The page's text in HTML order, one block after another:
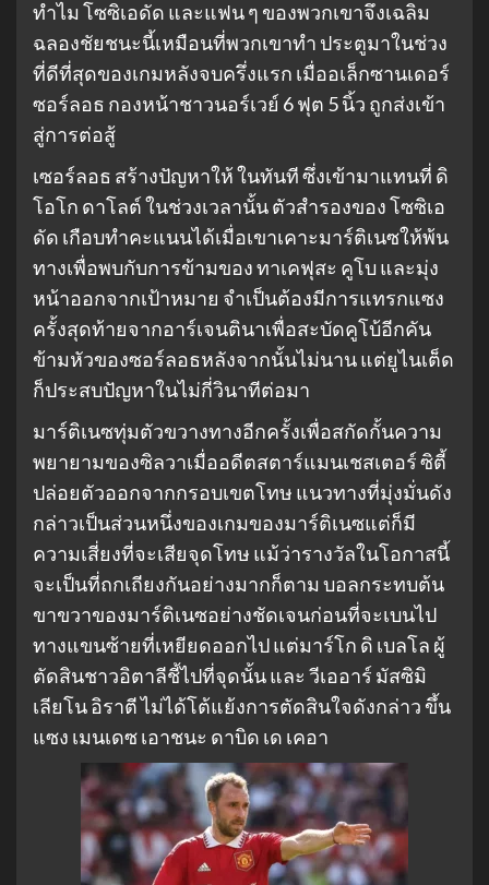
ทำไม โซซิเอดัด และแฟน ๆ ของพวกเขาจึงเฉลิม
ฉลองชัยชนะนี้เหมือนที่พวกเขาทำ ประตูมาในช่วง
ที่ดีที่สุดของเกมหลังจบครึ่งแรก เมื่ออเล็กซานเดอร์
ซอร์ลอธ กองหน้าชาวนอร์เวย์ 6 ฟุต 5 นิ้ว ถูกส่งเข้า
สู่การต่อสู้
เซอร์ลอธ สร้างปัญหาให้ ในทันที ซึ่งเข้ามาแทนที่ ดิ
โอโก ดาโลต์ ในช่วงเวลานั้น ตัวสำรองของ โซซิเอ
ดัด เกือบทำคะแนนได้เมื่อเขาเคาะมาร์ติเนซให้พ้น
ทางเพื่อพบกับการข้ามของ ทาเคฟุสะ คูโบ และมุ่ง
หน้าออกจากเป้าหมาย จำเป็นต้องมีการแทรกแซง
ครั้งสุดท้ายจากอาร์เจนตินาเพื่อสะบัดคูโบ้อีกคัน
ข้ามหัวของซอร์ลอธหลังจากนั้นไม่นาน แต่ยูไนเต็ด
ก็ประสบปัญหาในไม่กี่วินาทีต่อมา
มาร์ติเนซทุ่มตัวขวางทางอีกครั้งเพื่อสกัดกั้นความ
พยายามของซิลวาเมื่ออดีตสตาร์แมนเชสเตอร์ ซิตี้
ปล่อยตัวออกจากกรอบเขตโทษ แนวทางที่มุ่งมั่นดัง
กล่าวเป็นส่วนหนึ่งของเกมของมาร์ติเนซแต่ก็มี
ความเสี่ยงที่จะเสียจุดโทษ แม้ว่ารางวัลในโอกาสนี้
จะเป็นที่ถกเถียงกันอย่างมากก็ตาม บอลกระทบต้น
ขาขวาของมาร์ติเนซอย่างชัดเจนก่อนที่จะเบนไป
ทางแขนซ้ายที่เหยียดออกไป แต่มาร์โก ดิ เบลโล ผู้
ตัดสินชาวอิตาลีชี้ไปที่จุดนั้น และ วีเออาร์ มัสซิมิ
เลียโน อิราตี ไม่ได้โต้แย้งการตัดสินใจดังกล่าว ขึ้น
แซง เมนเดซ เอาชนะ ดาบิด เด เคอา